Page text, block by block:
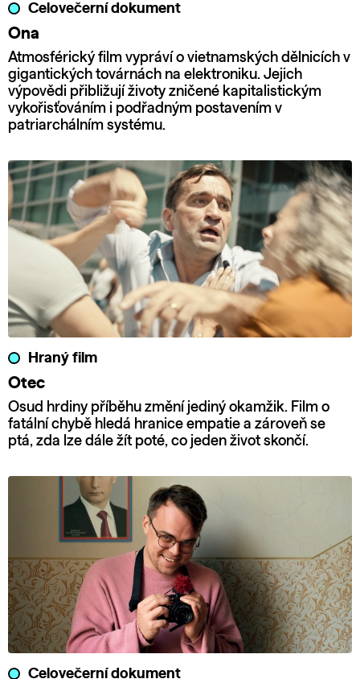
Celovečerní dokument
Ona
Atmosférický film vypráví o vietnamských dělnicích v
gigantických továrnách na elektroniku. Jejich
výpovědi přibližují životy zničené kapitalistickým
vykořisťováním i podřadným postavením v
patriarchálním systému.
Hraný film
Otec
Osud hrdiny příběhu změní jediný okamžik. Film o
fatální chybě hledá hranice empatie a zároveň se
ptá, zda lze dále žít poté, co jeden život skončí.
Celovečerní dokument